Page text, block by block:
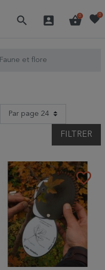
search account_box shopping_basket
0 favorite0
Faune et flore
FILTRER
favorite_border